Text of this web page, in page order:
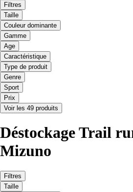
Filtres
Taille
Couleur dominante
Gamme
Age
Caractéristique
Type de produit
Genre
Sport
Prix
Voir les 49 produits
Déstockage Trail
Mizuno
Filtres
Taille